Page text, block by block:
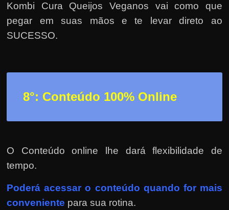
Kombi Cura Queijos Veganos vai como que
pegar em suas mãos e te levar direto ao
SUCESSO.
8°: Conteúdo 100% Online
O Conteúdo online lhe dará flexibilidade de
tempo.
Poderá acessar o conteúdo quando for mais
conveniente para sua rotina.